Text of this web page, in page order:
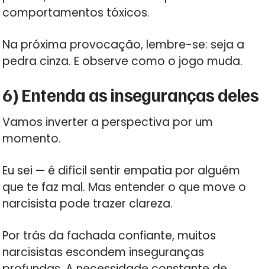
comportamentos tóxicos.
Na próxima provocação, lembre-se: seja a
pedra cinza. E observe como o jogo muda.
6) Entenda as inseguranças deles
Vamos inverter a perspectiva por um
momento.
Eu sei — é difícil sentir empatia por alguém
que te faz mal. Mas entender o que move o
narcisista pode trazer clareza.
Por trás da fachada confiante, muitos
narcisistas escondem inseguranças